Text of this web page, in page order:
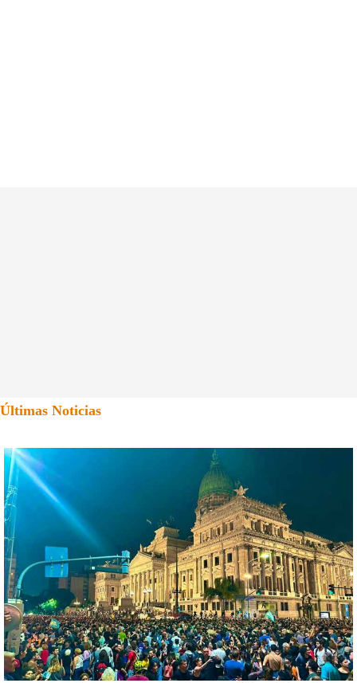
Últimas Noticias